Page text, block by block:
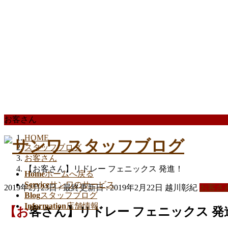
Homeホームへ戻る
Serviceサンワのサービス
Blogスタッフブログ
Information店舗情報
お客さん
HOME
スタッフブログ
お客さん
【お客さん】リドレー フェニックス 発進！
2019年2月23日 / 最終更新日 :2019年2月22日 越川彰紀 お客さ
【お客さん】リドレー フェニックス